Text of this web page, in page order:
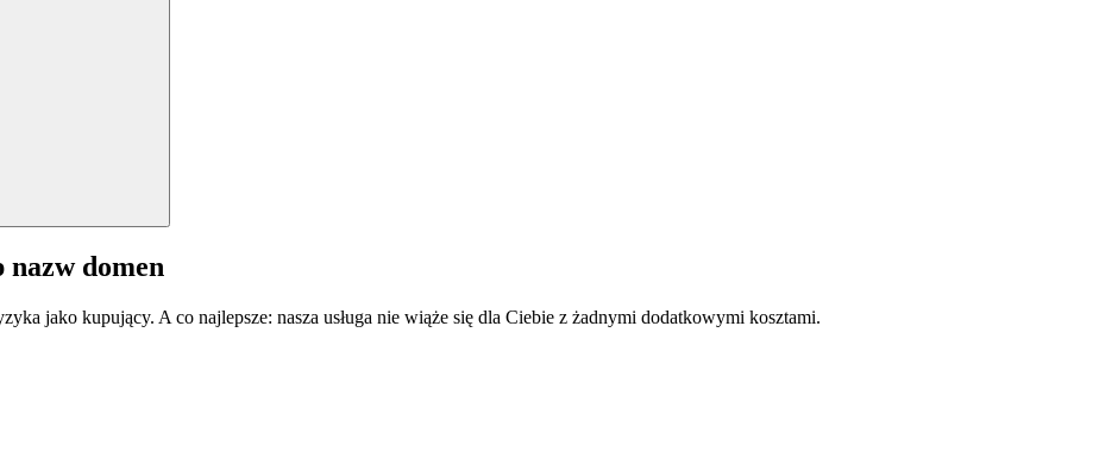
nazw domen
jako kupujący. A co najlepsze: nasza usługa nie wiąże się dla Ciebie z żadnymi dodatkowymi kosztami.